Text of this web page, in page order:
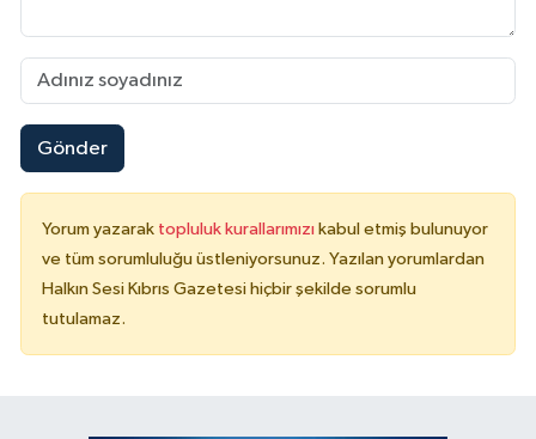
Gönder
Yorum yazarak topluluk kurallarımızı kabul etmiş bulunuyor
ve tüm sorumluluğu üstleniyorsunuz. Yazılan yorumlardan
Halkın Sesi Kıbrıs Gazetesi hiçbir şekilde sorumlu
tutulamaz.